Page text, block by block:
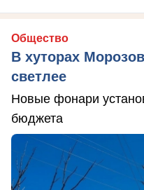
Общество
В хуторах
светлее
Новые фонари
бюджета